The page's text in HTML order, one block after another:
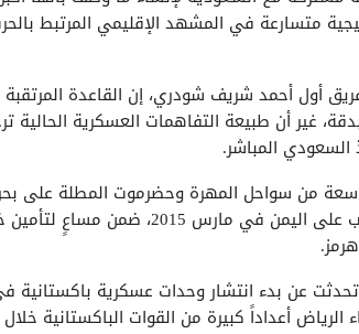
متسارعة في المشهد الإقليمي المرتبط
أول أحمد شريف شودري، إن القاعدة
غير أن طبيعة التفاهمات العسكرية الحالية
السعودي المباشر.
من سواحل المهرة وحضرموت المطلة على
وجودها العسكري والبحري منذ انطلاق الحرب على
تحدثت عن بدء انتشار وحدات عسكرية
أعداداً كبيرة من القوات الباكستانية خلال